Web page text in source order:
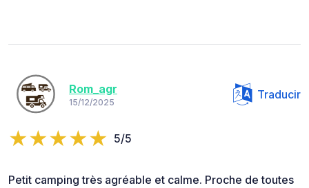
Rom_agr
15/12/2025
Traducir
5/5
Petit camping très agréable et calme. Proche de toutes